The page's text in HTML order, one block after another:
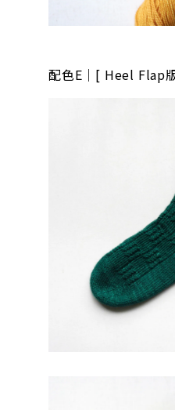
配色E｜[ Heel Flap